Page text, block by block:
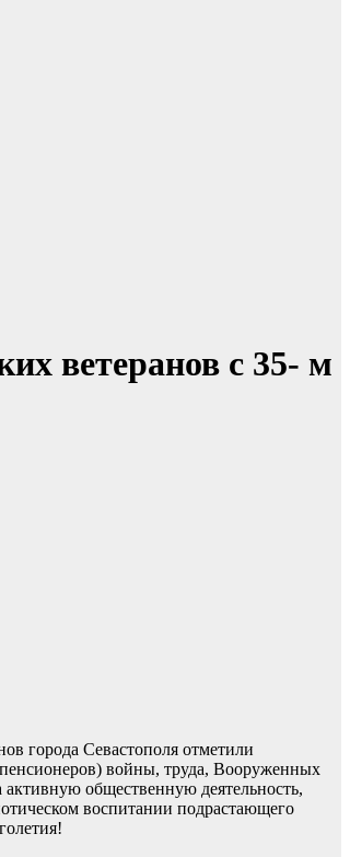
ветеранов с 35- м
города Севастополя отметили
войны, труда, Вооруженных
общественную деятельность,
воспитании подрастающего